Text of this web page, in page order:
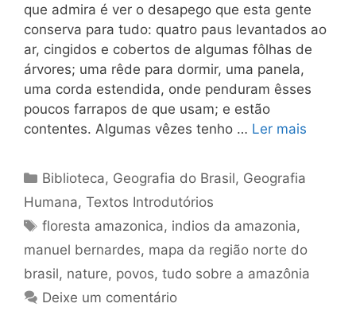
que admira é ver o desapego que esta gente
conserva para tudo: quatro paus levantados ao
ar, cingidos e cobertos de algu­mas fôlhas de
árvores; uma rêde para dormir, uma panela,
uma corda estendida, onde penduram êsses
poucos farrapos de que usam; e estão
contentes. Algumas vêzes tenho … Ler mais
Categorias
Biblioteca, Geografia do Brasil, Geografia
Humana, Textos Introdutórios
Tags
floresta amazonica, indios da amazonia,
manuel bernardes, mapa da região norte do
brasil, nature, povos, tudo sobre a amazônia
Deixe um comentário